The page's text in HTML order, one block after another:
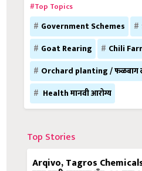
#Top Topics
Government Schemes
Goat Rearing
Chili
Orchard planting / फळबाग
Health मानवी आरोग्य
Top Stories
Arqivo, Tagros